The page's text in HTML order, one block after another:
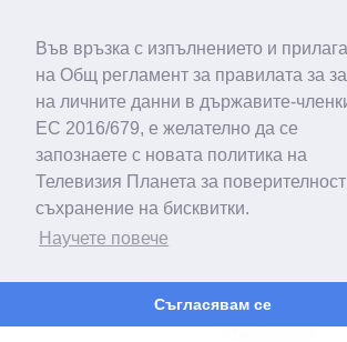
Във връзка с изпълнението и
на Общ регламент за правилата за
на личните данни в държавите-
ЕС 2016/679, е желателно да се
запознаете с новата политика на
Телевизия Планета за
съхранение на бисквитки.
Научете повече
Съгласявам се